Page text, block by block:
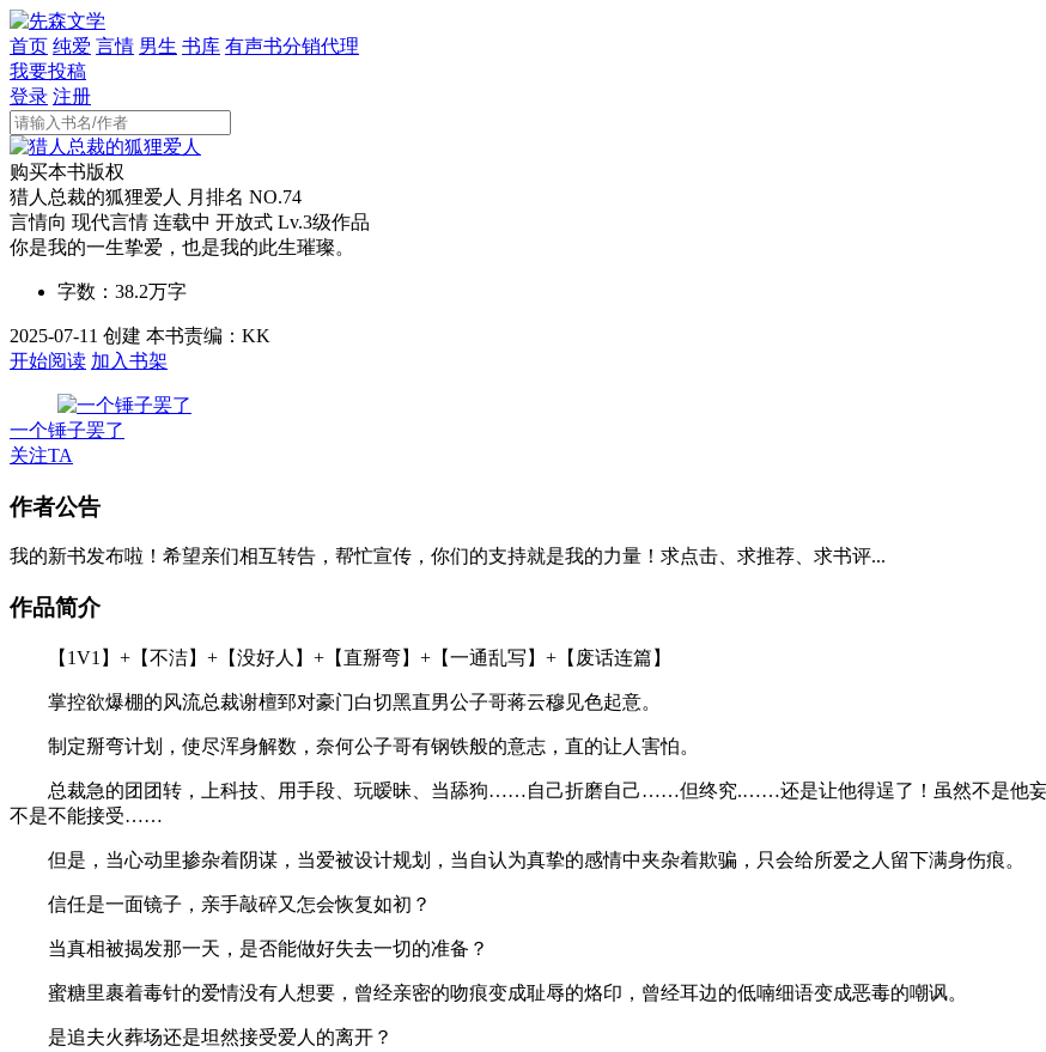
首页 纯爱 言情 男生 书库 有声书分销代理
我要投稿
登录 注册
购买本书版权
猎人总裁的狐狸爱人
月排名 NO.74
言情向 现代言情 连载中 开放式 Lv.3级作品
你是我的一生挚爱，也是我的此生璀璨。
字数： 38.2万字
2025-07-11 创建 本书责编：KK
开始阅读 加入书架
一个锤子罢了
关注TA
作者公告
我的新书发布啦！希望亲们相互转告，帮忙宣传，你们的支持就是我的力量！求点击、求推荐、求书评...
作品简介
【1V1】+【不洁】+【没好人】+【直掰弯】+【一通乱写】+【废话连篇】
掌控欲爆棚的风流总裁谢檀郅对豪门白切黑直男公子哥蒋云穆见色起意。
制定掰弯计划，使尽浑身解数，奈何公子哥有钢铁般的意志，直的让人害怕。
总裁急的团团转，上科技、用手段、玩暧昧、当舔狗……自己折磨自己……但终究.……还是让他得逞了！虽然不是他
不是不能接受……
但是，当心动里掺杂着阴谋，当爱被设计规划，当自认为真挚的感情中夹杂着欺骗，只会给所爱之人留下满身伤痕。
信任是一面镜子，亲手敲碎又怎会恢复如初？
当真相被揭发那一天，是否能做好失去一切的准备？
蜜糖里裹着毒针的爱情没有人想要，曾经亲密的吻痕变成耻辱的烙印，曾经耳边的低喃细语变成恶毒的嘲讽。
是追夫火葬场还是坦然接受爱人的离开？